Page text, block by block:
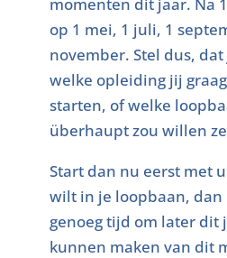
op 1 mei, 1 juli, 1
november. Stel dus,
welke opleiding jij
starten, of welke
überhaupt zou willen
Start dan nu eerst met
wilt in je loopbaan, dan
genoeg tijd om later dit
kunnen maken van dit